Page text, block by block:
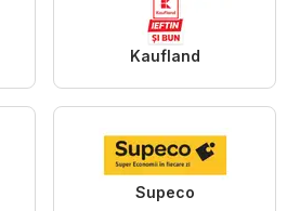
Kaufland
Supeco